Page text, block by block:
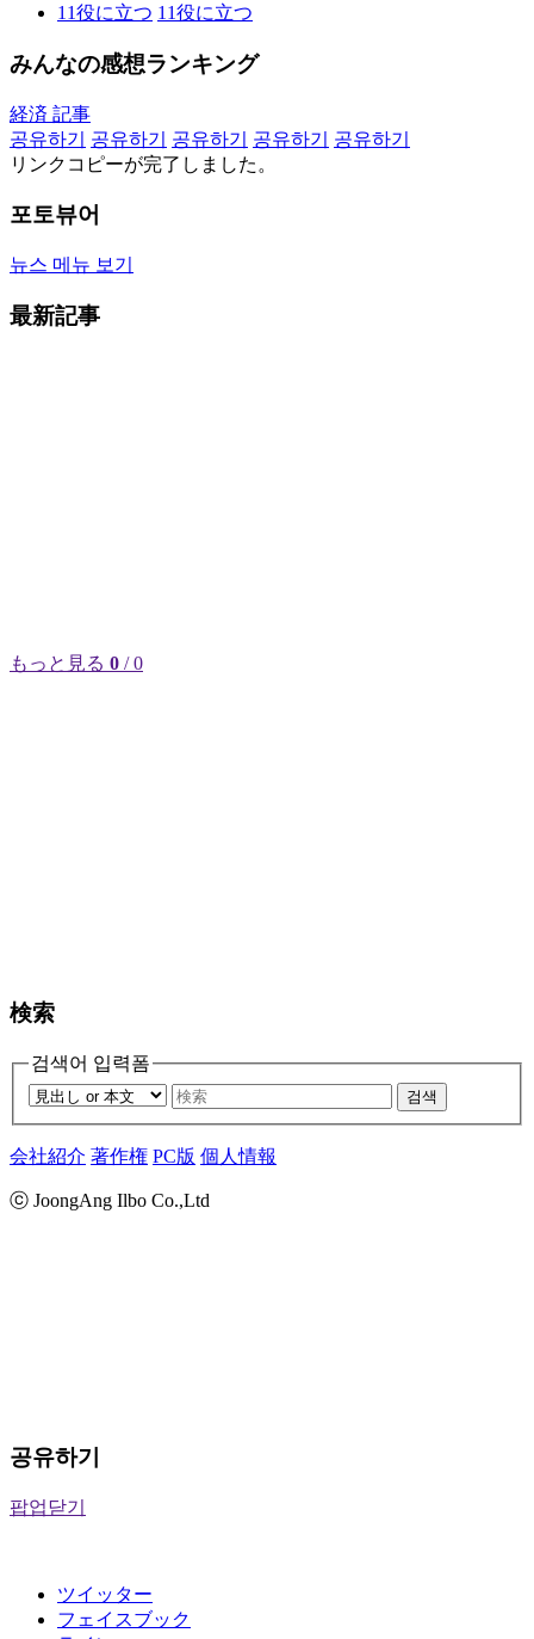
11役に立つ 11役に立つ
みんなの感想ランキング
経済 記事
공유하기
공유하기 공유하기 공유하기
공유하기
リンクコピーが完了しました。
포토뷰어
뉴스 메뉴 보기
最新記事
もっと見る 0 / 0
検索
검색어 입력폼
검색
会社紹介 著作権 PC版 個人情報
ⓒ JoongAng Ilbo Co.,Ltd
공유하기
팝업닫기
ツイッター
フェイスブック